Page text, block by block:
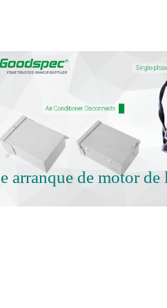
arranque de motor de